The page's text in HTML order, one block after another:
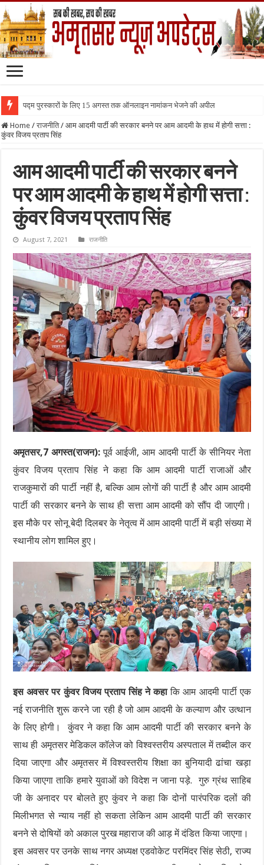
पद्म पुरस्कारों के लिए 15 अगस्त तक ऑनलाइन नामांकन भेजने की अपील
Home / राजनीति / आम आदमी पार्टी की सरकार बनने पर आम आदमी के हाथ में होगी सत्ता :
कुंवर विजय प्रताप सिंह
आम आदमी पार्टी की सरकार बनने
पर आम आदमी के हाथ में होगी सत्ता :
कुंवर विजय प्रताप सिंह
August 7, 2021 राजनीति
अमृतसर,7 अगस्त(राजन): पूर्व आईजी, आम आदमी पार्टी के सीनियर नेता
कुंवर विजय प्रताप सिंह ने कहा कि आम आदमी पार्टी राजाओं और
राजकुमारों की पार्टी नहीं है, बल्कि आम लोगों की पार्टी है और आम आदमी
पार्टी की सरकार बनने के साथ ही सत्ता आम आदमी को सौंप दी जाएगी।
इस मौके पर सोनू बेदी दिलबर के नेतृत्व में आम आदमी पार्टी में बड़ी संख्या में
स्थानीय लोग शामिल हुए।
इस अवसर पर कुंवर विजय प्रताप सिंह ने कहाकि आम आदमी पार्टी एक
नई राजनीति शुरू करने जा रही है जो आम आदमी के कल्याण और उत्थान
के लिए होगी। कुंवर ने कहा कि आम आदमी पार्टी की सरकार बनने के
साथ ही अमृतसर मेडिकल कॉलेज को विश्वस्तरीय अस्पताल में तब्दील कर
दिया जाएगा और अमृतसर में विश्वस्तरीय शिक्षा का बुनियादी ढांचा खड़ा
किया जाएगा ताकि हमारे युवाओं को विदेश न जाना पड़े. गुरु ग्रंथ साहिब
जी के अनादर पर बोलते हुए कुंवर ने कहा कि दोनों पारंपरिक दलों की
मिलीभगत से न्याय नहीं हो सकता लेकिन आम आदमी पार्टी की सरकार
बनने से दोषियों को अकाल पुरख महाराज की आड़ में दंडित किया जाएगा।
इस अवसर पर उनके साथ नगर अध्यक्ष एडवोकेट परमिंदर सिंह सेठी, राज्य